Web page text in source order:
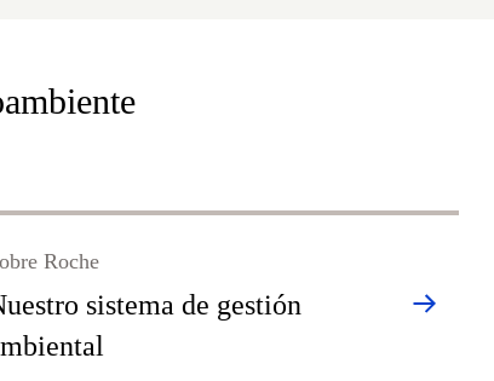
sistema de gestión
Roche